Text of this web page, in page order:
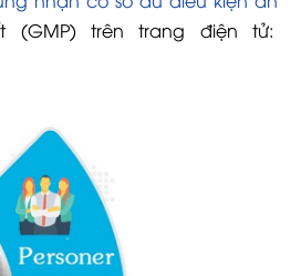
trên trang điện tử: